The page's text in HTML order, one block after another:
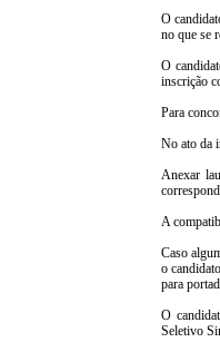
O
no que se
O
inscrição
Para
No ato da
Anexar
A
Caso
o
para
O
Seletivo